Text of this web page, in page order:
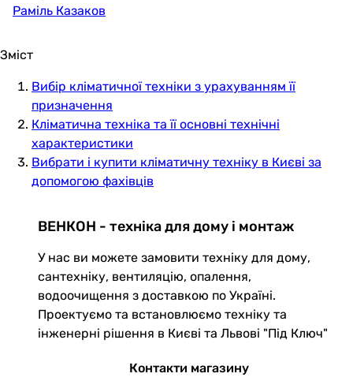
Раміль Казаков
Зміст
Вибір кліматичної техніки з урахуванням її
призначення
Кліматична техніка та її основні технічні
характеристики
Вибрати і купити кліматичну техніку в Києві за
допомогою фахівців
ВЕНКОН - техніка для дому і монтаж
У нас ви можете замовити техніку для дому,
сантехніку, вентиляцію, опалення,
водоочищення з доставкою по Україні.
Проектуємо та встановлюємо техніку та
інженерні рішення в Києві та Львові "Під Ключ"
Контакти магазину